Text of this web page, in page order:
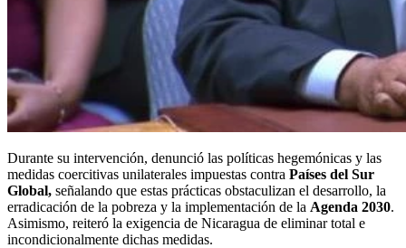
Durante su intervención, denunció las políticas hegemónicas y las
medidas coercitivas unilaterales impuestas contra Países del Sur
Global, señalando que estas prácticas obstaculizan el desarrollo, la
erradicación de la pobreza y la implementación de la Agenda 2030.
Asimismo, reiteró la exigencia de Nicaragua de eliminar total e
incondicionalmente dichas medidas.